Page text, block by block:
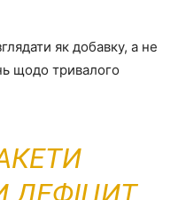
як добавку, а не
щодо тривалого